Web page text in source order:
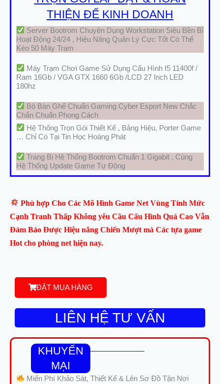
THIỆN ĐỂ KINH DOANH
Server Bootrom Chuyên Dụng Workstation Siêu Bền Bỉ
Hoạt Động 24/24 , Hiệu Năng Quản Lý Cực Tốt Có Thể
Kéo 50 Máy Trạm
Máy Trạm Chơi Game Sử Dụng Cấu Hình I5 11400f /
Ram 16Gb / VGA GTX 1660 6Gb /LCD 27 Inch LED
180hz
Bộ Bàn Ghế Chuẩn Gaming Cyber Esport New Chắc
Chắn Chuẩn Phong Cách
Hệ Thống Trọn Gói Thiết Kế , Bảng Hiệu, Porter Game
… Chỉ Có Tại Tin Học Hoàng Phát
Trang Bị Hệ Thống Bootrom Chuẩn 1 Gigabit , Cùng
Hệ Thống Update Game Tự Động
Phù hợp Cho Các Mô Hình Game Net Vùng Tỉnh Mức
Cạnh Tranh Thấp Không yêu Cầu Cấu Hình Quá Cao Vẫn
Đảm Bảo Được Hiệu năng Chiến Mượt mà Các tựa game
Hot cho phòng net hiện nay.
ĐẶT MUA HÀNG
LIÊN HỆ TƯ VẤN
KHUYẾN
MẠI
Miến Phí Khảo Sát, Thiết Kế & Lên Sơ Đồ Tận Nơi